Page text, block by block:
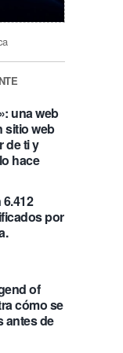
una web
sitio web
de ti y
hace
por
of
cómo se
antes de